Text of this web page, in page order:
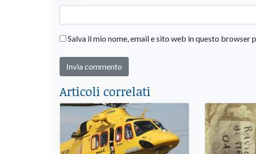
Salva il mio nome, email e sito web in questo browser
Articoli correlati